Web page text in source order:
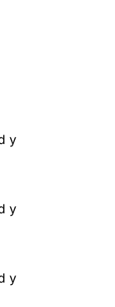
y
y
y